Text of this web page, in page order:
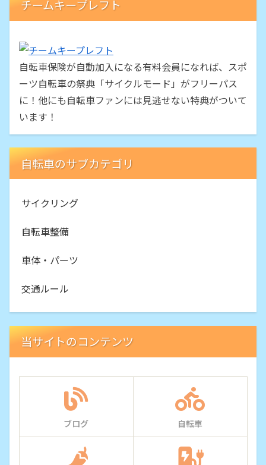
チームキープレフト
自転車保険が自動加入になる有料会員になれば、スポ
ーツ自転車の祭典「サイクルモード」がフリーパス
に！他にも自転車ファンには見逃せない特典がついて
います！
自転車のサブカテゴリ
サイクリング
自転車整備
車体・パーツ
交通ルール
当サイトのコンテンツ
ブログ 自転車